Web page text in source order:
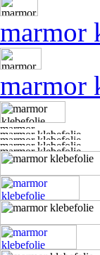
marmor
marmor